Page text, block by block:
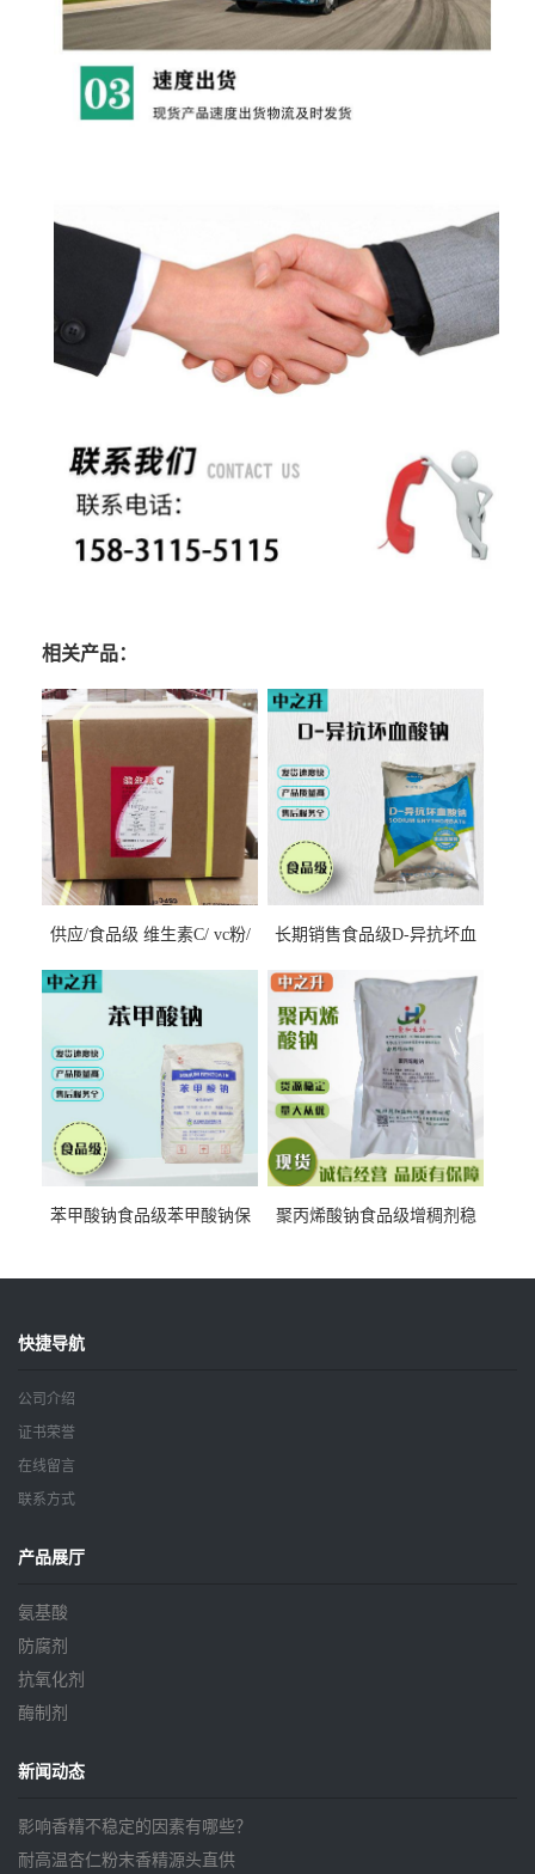
相关产品：
供应/食品级 维生素C/ vc粉/
长期销售食品级D-异抗坏血
苯甲酸钠食品级苯甲酸钠保
聚丙烯酸钠食品级增稠剂稳
快捷导航
公司介绍
证书荣誉
在线留言
联系方式
产品展厅
氨基酸
防腐剂
抗氧化剂
酶制剂
新闻动态
影响香精不稳定的因素有哪些？
耐高温杏仁粉末香精源头直供